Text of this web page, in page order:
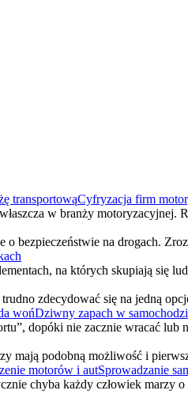
Cyfryzacja firm
w branży
bezpieczeństwie na drogach.
na których skupiają się
zdecydować się na jedną
Dziwny zapach w
dopóki nie zacznie wracać lub
mają podobną możliwość i
Sprowadzanie
chyba każdy człowiek marzy